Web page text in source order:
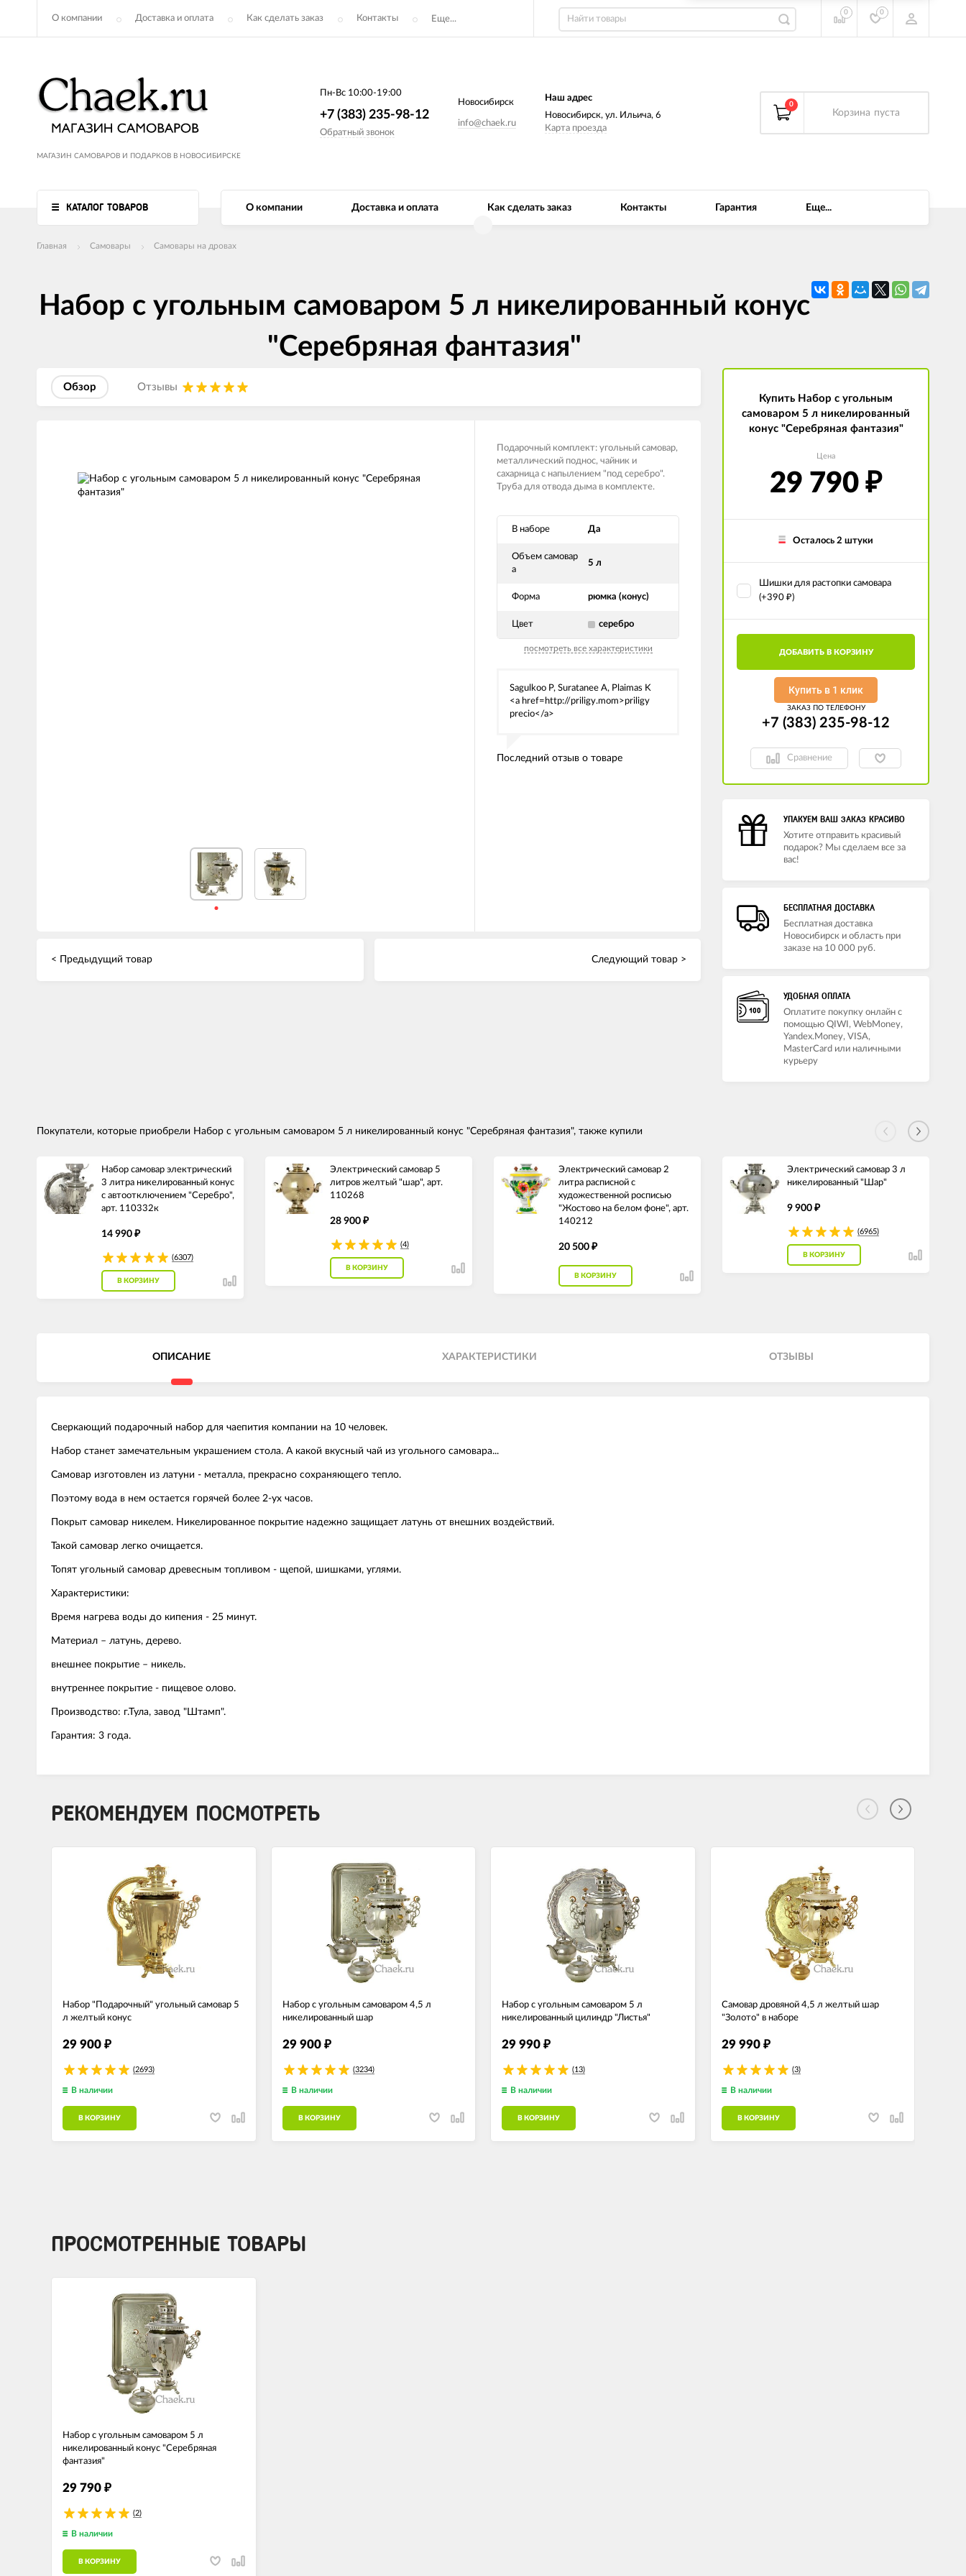
О компании Доставка и оплата Как сделать заказ Контакты Еще...
0 0
МАГАЗИН САМОВАРОВ И ПОДАРКОВ В НОВОСИБИРСКЕ
Пн-Вс 10:00-19:00
+7 (383) 235-98-12
Обратный звонок
Новосибирск
info@chaek.ru
Наш адрес
Новосибирск, ул. Ильича, 6
Карта проезда
0
Корзина пуста
КАТАЛОГ ТОВАРОВ О компании Доставка и оплата Как сделать заказ Контакты Гарантия Еще...
Главная Самовары Самовары на дровах
Набор с угольным самоваром 5 л никелированный конус
"Серебряная фантазия"
Обзор Отзывы
Подарочный комплект: угольный самовар,
металлический поднос, чайник и
сахарница с напылением "под серебро".
Труба для отвода дыма в комплекте.
В наборе Да
Объем самовар
а
5 л
Форма рюмка (конус)
Цвет серебро
посмотреть все характеристики
Sagulkoo P, Suratanee A, Plaimas K
<a href=http://priligy.mom>priligy
precio</a>
Последний отзыв о товаре
< Предыдущий товар Следующий товар >
Купить Набор с угольным
самоваром 5 л никелированный
конус "Серебряная фантазия"
Цена
29 790 ₽
Осталось 2 штуки
Шишки для растопки самовара
(+390 ₽)
ДОБАВИТЬ В КОРЗИНУ
Купить в 1 клик
ЗАКАЗ ПО ТЕЛЕФОНУ
+7 (383) 235-98-12
Сравнение
УПАКУЕМ ВАШ ЗАКАЗ КРАСИВО
Хотите отправить красивый
подарок? Мы сделаем все за
вас!
БЕСПЛАТНАЯ ДОСТАВКА
Бесплатная доставка
Новосибирск и область при
заказе на 10 000 руб.
УДОБНАЯ ОПЛАТА
Оплатите покупку онлайн с
помощью QIWI, WebMoney,
Yandex.Money, VISA,
MasterCard или наличными
курьеру
Покупатели, которые приобрели Набор с угольным самоваром 5 л никелированный конус "Серебряная фантазия", также купили
Набор самовар электрический
3 литра никелированный конус
с автоотключением "Серебро",
арт. 110332к
14 990 ₽
(6307)
В КОРЗИНУ
Электрический самовар 5
литров желтый "шар", арт.
110268
28 900 ₽
(4)
В КОРЗИНУ
Электрический самовар 2
литра расписной с
художественной росписью
"Жостово на белом фоне", арт.
140212
20 500 ₽
В КОРЗИНУ
Электрический самовар 3 л
никелированный "Шар"
9 900 ₽
(6965)
В КОРЗИНУ
ОПИСАНИЕ ХАРАКТЕРИСТИКИ ОТЗЫВЫ
Сверкающий подарочный набор для чаепития компании на 10 человек.
Набор станет замечательным украшением стола. А какой вкусный чай из угольного самовара...
Самовар изготовлен из латуни - металла, прекрасно сохраняющего тепло.
Поэтому вода в нем остается горячей более 2-ух часов.
Покрыт самовар никелем. Никелированное покрытие надежно защищает латунь от внешних воздействий.
Такой самовар легко очищается.
Топят угольный самовар древесным топливом - щепой, шишками, углями.
Характеристики:
Время нагрева воды до кипения - 25 минут.
Материал – латунь, дерево.
внешнее покрытие – никель.
внутреннее покрытие - пищевое олово.
Производство: г.Тула, завод "Штамп".
Гарантия: 3 года.
РЕКОМЕНДУЕМ ПОСМОТРЕТЬ
Набор "Подарочный" угольный самовар 5
л желтый конус
29 900 ₽
(2693)
В наличии
В КОРЗИНУ
Набор с угольным самоваром 4,5 л
никелированный шар
29 900 ₽
(3234)
В наличии
В КОРЗИНУ
Набор с угольным самоваром 5 л
никелированный цилиндр "Листья"
29 990 ₽
(13)
В наличии
В КОРЗИНУ
Самовар дровяной 4,5 л желтый шар
"Золото" в наборе
29 990 ₽
(3)
В наличии
В КОРЗИНУ
ПРОСМОТРЕННЫЕ ТОВАРЫ
Набор с угольным самоваром 5 л
никелированный конус "Серебряная
фантазия"
29 790 ₽
(2)
В наличии
В КОРЗИНУ